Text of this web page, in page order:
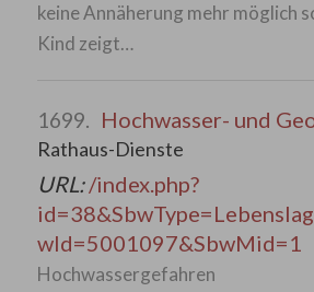
keine Annäherung mehr möglich
Kind zeigt…
1699. Hochwasser- und
Rathaus-Dienste
URL:/index.php?
wId=5001097&SbwMid=1
Hochwassergefahren